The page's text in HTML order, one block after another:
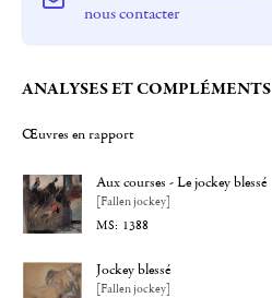
nous contacter
ANALYSES ET COMPLÉMENTS
Œuvres en rapport
Aux courses - Le jockey blessé
[Fallen jockey]
1388
Jockey blessé
[Fallen jockey]